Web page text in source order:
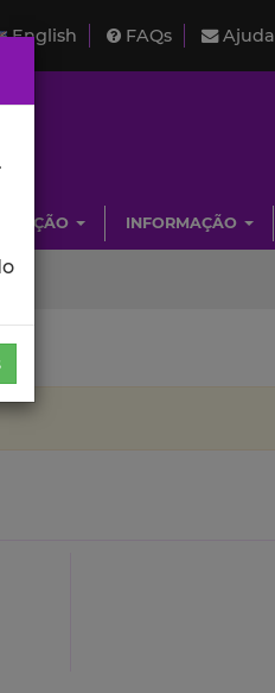
English FAQs Ajuda
INFORMAÇÃO